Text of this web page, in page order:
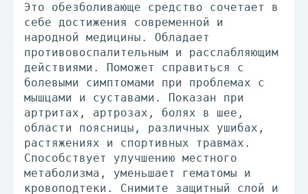
Это обезболивающе средство сочетает в
себе достижения современной и
народной медицины. Обладает
противовоспалительным и расслабляющим
действиями. Поможет справиться с
болевыми симптомами при проблемах с
мышцами и суставами. Показан при
артритах, артрозах, болях в шее,
области поясницы, различных ушибах,
растяжениях и спортивных травмах.
Способствует улучшению местного
метаболизма, уменьшает гематомы и
кровоподтеки. Снимите защитный слой и